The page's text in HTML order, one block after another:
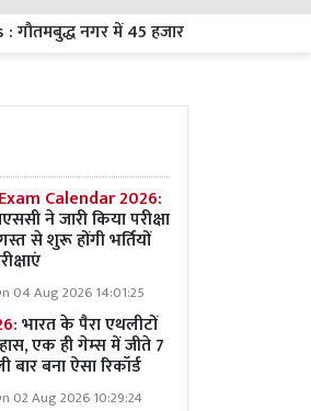
नगर में 45 हजार करोड़ रुपये का निवेश
Calendar 2026:
ने जारी किया परीक्षा
से शुरू होंगी भर्तियों
04 Aug 2026 14:01:25
भारत के पैरा एथलीटों
एक ही गेम्स में जीते 7
बना ऐसा रिकॉर्ड
02 Aug 2026 10:29:24